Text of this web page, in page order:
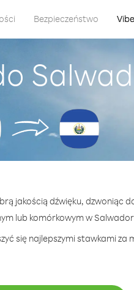
Bezpieczeństwo
jakością dźwięku, dzwoniąc
lub komórkowym w
się najlepszymi stawkami za